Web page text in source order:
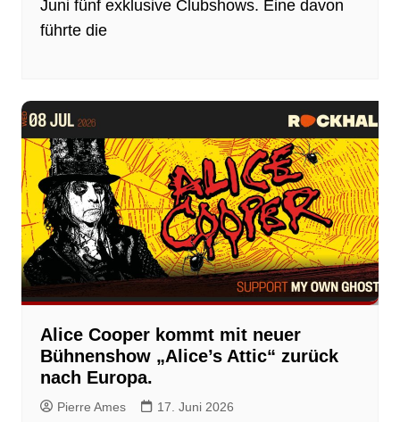
Juni fünf exklusive Clubshows. Eine davon
führte die
Alice Cooper kommt mit neuer
Bühnenshow „Alice’s Attic“ zurück
nach Europa.
Pierre Ames 17. Juni 2026